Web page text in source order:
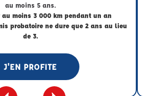
au moins 5 ans.
moins 3 000 km pendant un an
probatoire ne dure que 2 ans au lieu
de 3.
J'EN PROFITE